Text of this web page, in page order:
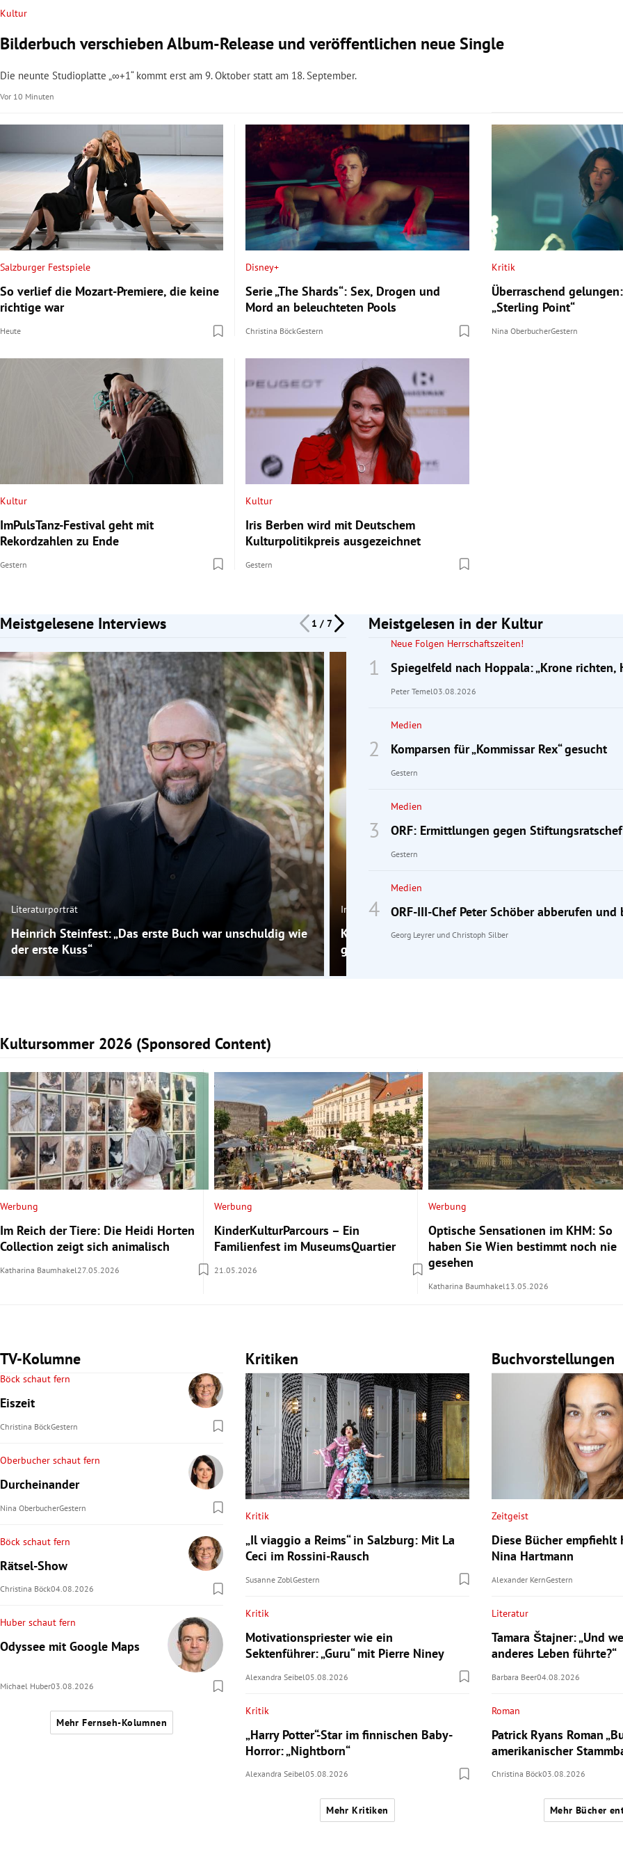
Kultur
Bilderbuch verschieben Album-Release und veröffentlichen neue Single
Die neunte Studioplatte „∞+1“ kommt erst am 9. Oktober statt am 18. September.
Vor 10 Minuten
Salzburger Festspiele
So verlief die Mozart-Premiere, die keine
richtige war
Heute
Disney+
Serie „The Shards“: Sex, Drogen und
Mord an beleuchteten Pools
Christina BöckGestern
Kritik
Überraschend
„Sterling Point“
Nina OberbucherGestern
Kultur
ImPulsTanz-Festival geht mit
Rekordzahlen zu Ende
Gestern
Kultur
Iris Berben wird mit Deutschem
Kulturpolitikpreis ausgezeichnet
Gestern
Meistgelesene Interviews 1 / 7
Slide 1 von 7
Literaturporträt
Heinrich Steinfest: „Das erste Buch war unschuldig wie
der erste Kuss“
Interview
Karl Regensburger: „Ich werde von meinem Team
geprügelt“
Meistgelesen in der Kultur
Neue Folgen Herrschaftszeiten!
Spiegelfeld nach Hoppala: „Krone richten,
Peter Temel03.08.2026
Medien
Komparsen für „Kommissar Rex“ gesucht
Gestern
Medien
ORF: Ermittlungen gegen
Gestern
Medien
ORF-III-Chef Peter Schöber abberufen
Georg Leyrerund Christoph Silber
Kultursommer 2026 (Sponsored Content)
Slide 1 von 4
Werbung
Im Reich der Tiere: Die Heidi Horten
Collection zeigt sich animalisch
Katharina Baumhakel 27.05.2026
Werbung
KinderKulturParcours – Ein
Familienfest im MuseumsQuartier
21.05.2026
Werbung
Optische Sensationen im KHM: So
haben Sie Wien bestimmt noch nie
gesehen
Katharina Baumhakel 13.05.2026
TV-Kolumne
Böck schaut fern
Eiszeit
Christina BöckGestern
Oberbucher schaut fern
Durcheinander
Nina OberbucherGestern
Böck schaut fern
Rätsel-Show
Christina Böck04.08.2026
Huber schaut fern
Odyssee mit Google Maps
Michael Huber03.08.2026
Mehr Fernseh-Kolumnen
Kritiken
Kritik
„Il viaggio a Reims“ in Salzburg: Mit La
Ceci im Rossini-Rausch
Susanne ZoblGestern
Kritik
Motivationspriester wie ein
Sektenführer: „Guru“ mit Pierre Niney
Alexandra Seibel05.08.2026
Kritik
„Harry Potter“-Star im finnischen Baby-
Horror: „Nightborn“
Alexandra Seibel05.08.2026
Mehr Kritiken
Buchvorstellungen
Zeitgeist
Diese Bücher empfiehlt
Nina Hartmann
Alexander KernGestern
Literatur
Tamara Štajner: „Und
anderes Leben führte?“
Barbara Beer04.08.2026
Roman
Patrick Ryans Roman
amerikanischer
Christina Böck03.08.2026
Mehr Bücher